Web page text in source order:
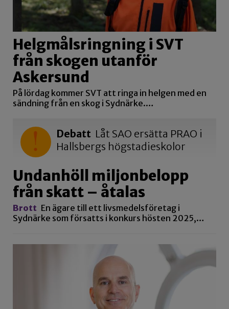
Helgmålsringning i SVT
från skogen utanför
Askersund
På lördag kommer SVT att ringa in helgen med en
sändning från en skog i Sydnärke.…
Debatt Låt SAO ersätta PRAO i
Hallsbergs högstadieskolor
Undanhöll miljonbelopp
från skatt – åtalas
Brott En ägare till ett livsmedelsföretag i
Sydnärke som försatts i konkurs hösten 2025,…